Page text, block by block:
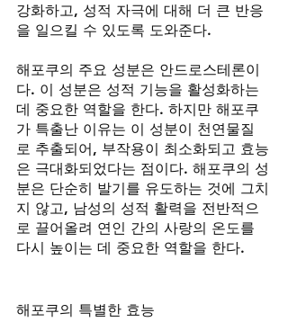
강화하고, 성적 자극에 대해 더 큰 반응
을 일으킬 수 있도록 도와준다.
해포쿠의 주요 성분은 안드로스테론이
다. 이 성분은 성적 기능을 활성화하는
데 중요한 역할을 한다. 하지만 해포쿠
가 특출난 이유는 이 성분이 천연물질
로 추출되어, 부작용이 최소화되고 효능
은 극대화되었다는 점이다. 해포쿠의 성
분은 단순히 발기를 유도하는 것에 그치
지 않고, 남성의 성적 활력을 전반적으
로 끌어올려 연인 간의 사랑의 온도를
다시 높이는 데 중요한 역할을 한다.
해포쿠의 특별한 효능